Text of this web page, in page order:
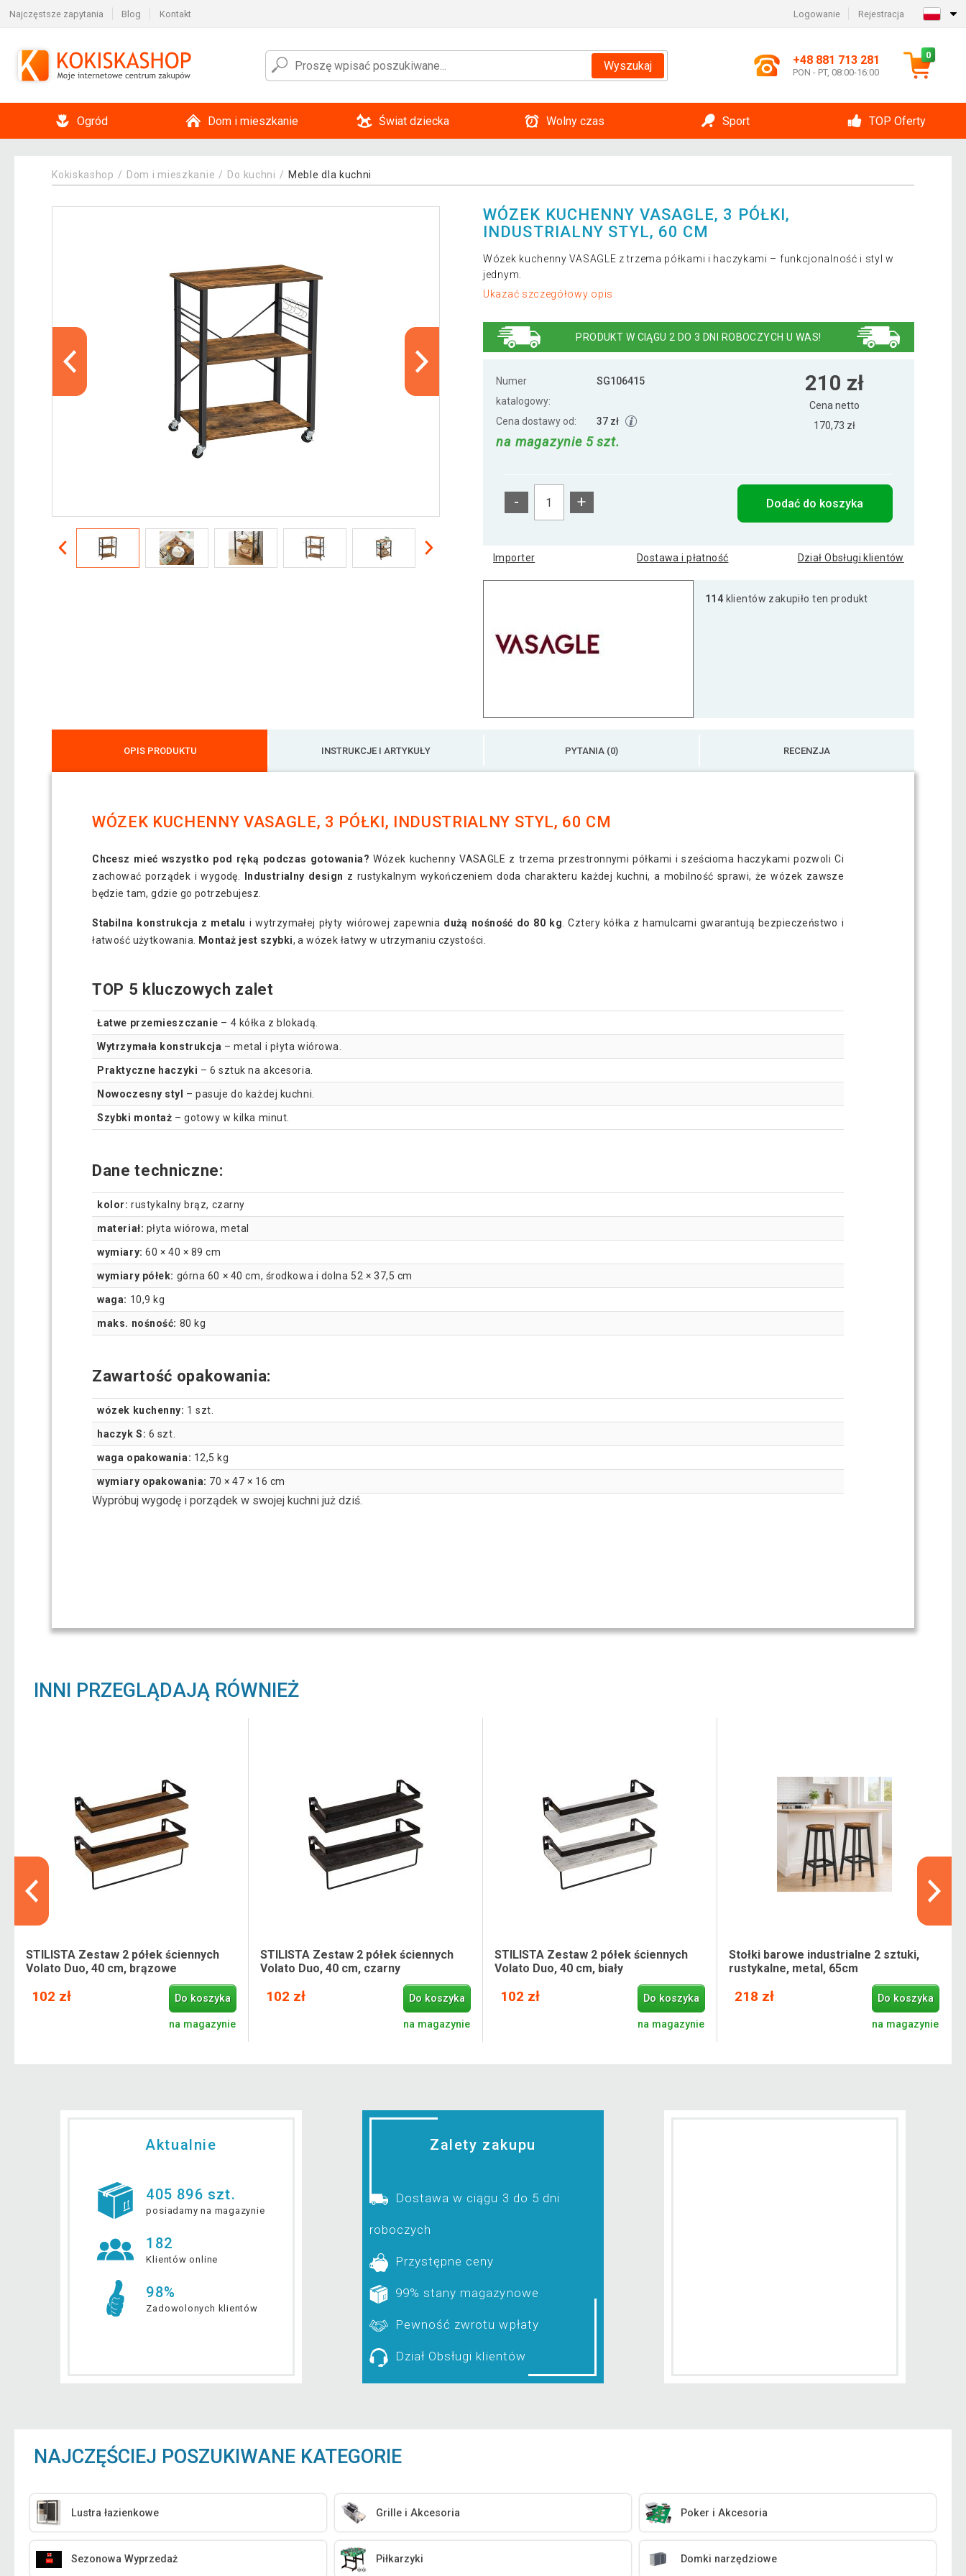
Najczęstsze zapytania Blog Kontakt Logowanie Rejestracja
Wyszukaj +48 881 713 281
PON - PT, 08:00-16:00
0
Ogród Dom i mieszkanie Świat dziecka Wolny czas Sport TOP Oferty
Kokiskashop Dom i mieszkanie Do kuchni Meble dla kuchni
WÓZEK KUCHENNY VASAGLE, 3 PÓŁKI,
INDUSTRIALNY STYL, 60 CM
Wózek kuchenny VASAGLE z trzema półkami i haczykami – funkcjonalność i styl w
jednym.
Ukazać szczegółowy opis
PRODUKT W CIĄGU 2 DO 3 DNI ROBOCZYCH U WAS!
Numer
katalogowy:
SG106415
Cena dostawy od: 37 zł
na magazynie 5 szt.
210 zł
Cena netto
170,73 zł
- + Dodać do koszyka
Importer Dostawa i płatność Dział Obsługi klientów
114 klientów zakupiło ten produkt
OPIS PRODUKTU INSTRUKCJE I ARTYKUŁY PYTANIA (0) RECENZJA
WÓZEK KUCHENNY VASAGLE, 3 PÓŁKI, INDUSTRIALNY STYL, 60 CM
Chcesz mieć wszystko pod ręką podczas gotowania? Wózek kuchenny VASAGLE z trzema przestronnymi półkami i sześcioma haczykami pozwoli Ci
zachować porządek i wygodę.
Industrialny design z rustykalnym wykończeniem doda charakteru każdej kuchni, a mobilność sprawi, że wózek zawsze
będzie tam, gdzie go potrzebujesz.
Stabilna konstrukcja z metalu i wytrzymałej płyty wiórowej zapewnia dużą nośność do 80 kg . Cztery kółka z hamulcami gwarantują bezpieczeństwo i
łatwość użytkowania.
Montaż jest szybki, a wózek łatwy w utrzymaniu czystości.
TOP 5 kluczowych zalet
Łatwe przemieszczanie – 4 kółka z blokadą.
Wytrzymała konstrukcja – metal i płyta wiórowa.
Praktyczne haczyki – 6 sztuk na akcesoria.
Nowoczesny styl – pasuje do każdej kuchni.
Szybki montaż – gotowy w kilka minut.
Dane techniczne:
kolor: rustykalny brąz, czarny
materiał: płyta wiórowa, metal
wymiary: 60 × 40 × 89 cm
wymiary półek: górna 60 × 40 cm, środkowa i dolna 52 × 37,5 cm
waga: 10,9 kg
maks. nośność: 80 kg
Zawartość opakowania:
wózek kuchenny: 1 szt.
haczyk S: 6 szt.
waga opakowania: 12,5 kg
wymiary opakowania: 70 × 47 × 16 cm
Wypróbuj wygodę i porządek w swojej kuchni już dziś.
INNI PRZEGLĄDAJĄ RÓWNIEŻ
STILISTA Zestaw 2 półek ściennych
Volato Duo, 40 cm, brązowe
102 zł Do koszyka
na magazynie
STILISTA Zestaw 2 półek ściennych
Volato Duo, 40 cm, czarny
102 zł Do koszyka
na magazynie
STILISTA Zestaw 2 półek ściennych
Volato Duo, 40 cm, biały
102 zł Do koszyka
na magazynie
Stołki barowe industrialne 2 sztuki,
rustykalne, metal, 65cm
218 zł Do koszyka
na magazynie
Aktualnie
405 896 szt.
posiadamy na magazynie
182
Klientów online
98%
Zadowolonych klientów
Zalety zakupu
Dostawa w ciągu 3 do 5 dni
roboczych
Przystępne ceny
99% stany magazynowe
Pewność zwrotu wpłaty
Dział Obsługi klientów
NAJCZĘŚCIEJ POSZUKIWANE KATEGORIE
Lustra łazienkowe Grille i Akcesoria Poker i Akcesoria
Sezonowa Wyprzedaż Piłkarzyki Domki narzędziowe